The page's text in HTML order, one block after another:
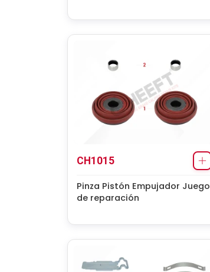
CH1015
Pinza Pistón Empujador Juego
de reparación